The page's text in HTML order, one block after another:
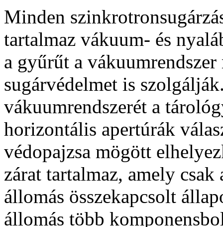
Minden
tartalmaz vákuum- és
a gyűrűt a vákuumrendszer
sugárvédelmet is
vákuumrendszerét a
horizontális apertúrák
védopajzsa mögött
zárat tartalmaz, amely
állomás összekapcsolt
állomás több